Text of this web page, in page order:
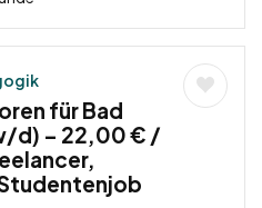
für Bad
d) – 22,00 € /